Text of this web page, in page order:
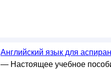
Английский язык для
— Настоящее учебное